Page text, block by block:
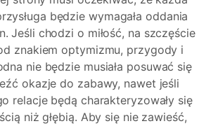
będzie wymagała oddania
Jeśli chodzi o miłość, na szczęście
znakiem optymizmu, przygody i
nie będzie musiała posuwać się
okazje do zabawy, nawet jeśli
relacje będą charakteryzowały się
niż głębią. Aby się nie zawieść,